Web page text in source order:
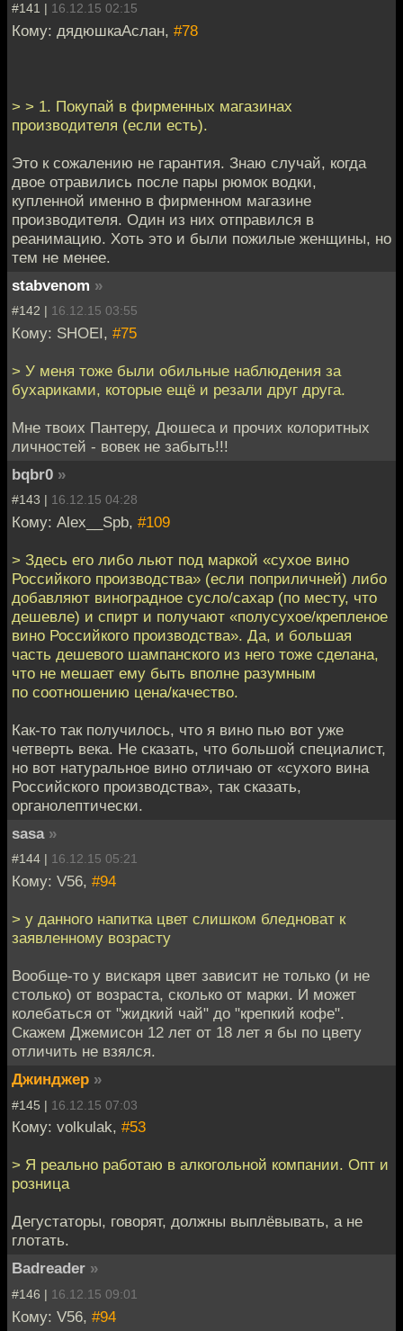
#141 | 16.12.15 02:15
Кому: дядюшкаАслан, #78
> > 1. Покупай в фирменных магазинах
производителя (если есть).
Это к сожалению не гарантия. Знаю случай, когда
двое отравились после пары рюмок водки,
купленной именно в фирменном магазине
производителя. Один из них отправился в
реанимацию. Хоть это и были пожилые женщины, но
тем не менее.
stabvenom »
#142 | 16.12.15 03:55
Кому: SHOEI, #75
> У меня тоже были обильные наблюдения за
бухариками, которые ещё и резали друг друга.
Мне твоих Пантеру, Дюшеса и прочих колоритных
личностей - вовек не забыть!!!
bqbr0 »
#143 | 16.12.15 04:28
Кому: Alex__Spb, #109
> Здесь его либо льют под маркой «сухое вино
Российкого производства» (если поприличней) либо
добавляют виноградное сусло/сахар (по месту, что
дешевле) и спирт и получают «полусухое/крепленое
вино Российкого производства». Да, и большая
часть дешевого шампанского из него тоже сделана,
что не мешает ему быть вполне разумным
по соотношению цена/качество.
Как-то так получилось, что я вино пью вот уже
четверть века. Не сказать, что большой специалист,
но вот натуральное вино отличаю от «сухого вина
Российского производства», так сказать,
органолептически.
sasa »
#144 | 16.12.15 05:21
Кому: V56, #94
> у данного напитка цвет слишком бледноват к
заявленному возрасту
Вообще-то у вискаря цвет зависит не только (и не
столько) от возраста, сколько от марки. И может
колебаться от "жидкий чай" до "крепкий кофе".
Скажем Джемисон 12 лет от 18 лет я бы по цвету
отличить не взялся.
Джинджер »
#145 | 16.12.15 07:03
Кому: volkulak, #53
> Я реально работаю в алкогольной компании. Опт и
розница
Дегустаторы, говорят, должны выплёвывать, а не
глотать.
Badreader »
#146 | 16.12.15 09:01
Кому: V56, #94